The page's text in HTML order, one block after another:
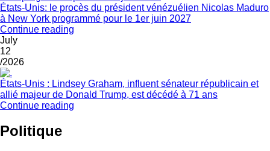
États-Unis: le procès du président vénézuélien Nicolas Maduro
à New York programmé pour le 1er juin 2027
Continue reading
July
12
/2026
États-Unis : Lindsey Graham, influent sénateur républicain et
allié majeur de Donald Trump, est décédé à 71 ans
Continue reading
Politique